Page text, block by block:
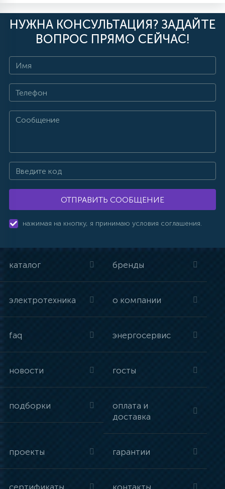
НУЖНА КОНСУЛЬТАЦИЯ? ЗАДАЙТЕ
ВОПРОС ПРЯМО СЕЙЧАС!
ОТПРАВИТЬ СООБЩЕНИЕ
нажимая на кнопку, я принимаю условия соглашения.
каталог бренды
электротехника о компании
faq энергосервис
новости госты
подборки
оплата и
доставка
проекты гарантии
сертификаты контакты